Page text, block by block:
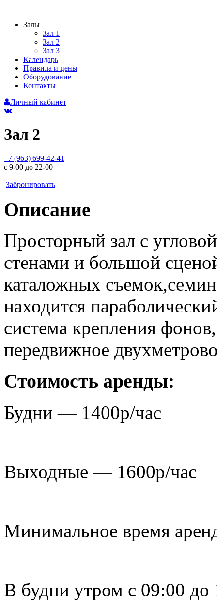
Залы
Зал 1
Зал 2
Зал 3
Календарь
Правила и цены
Оборудование
Контакты
Личный кабинет
Зал 2
+7 (963) 699-42-41
с 9-00 до 22-00
Забронировать
Описание
Просторный зал с
стенами и большой
каталожных
находится
система крепления
передвижное
Стоимость аренды:
Будни — 1400р/час
Выходные — 1600р/час
Минимальное время
В будни утром с 09:00